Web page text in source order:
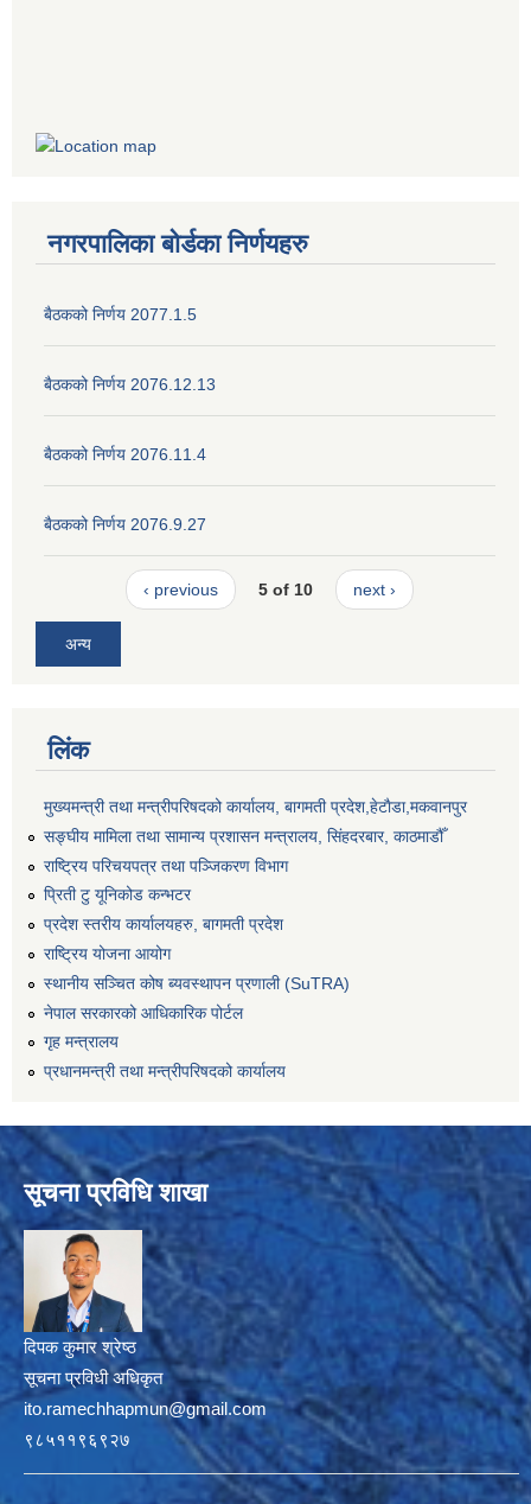
नगरपालिका बोर्डका निर्णयहरु
बैठकको निर्णय 2077.1.5
बैठकको निर्णय 2076.12.13
बैठकको निर्णय 2076.11.4
बैठकको निर्णय 2076.9.27
‹ previous 5 of 10 next ›
अन्य
लिंक
मुख्यमन्त्री तथा मन्त्रीपरिषदको कार्यालय, बागमती प्रदेश,हेटाैडा,मकवानपुर
सङ्‍घीय मामिला तथा सामान्य प्रशासन मन्त्रालय, सिंहदरबार, काठमाडौँ
राष्ट्रिय परिचयपत्र तथा पञ्जिकरण विभाग
प्रिती टु यूनिकोड कन्भटर
प्रदेश स्तरीय कार्यालयहरु, बागमती प्रदेश
राष्ट्रिय योजना आयोग
स्थानीय सञ्चित कोष ब्यवस्थापन प्रणाली (SuTRA)
नेपाल सरकारको आधिकारिक पोर्टल
गृह मन्त्रालय
प्रधानमन्त्री तथा मन्त्रीपरिषदको कार्यालय
सूचना प्रविधि शाखा
दिपक कुमार श्रेष्ठ
सूचना प्रविधी अधिकृत
ito.ramechhapmun@gmail.com
९८५११९६९२७